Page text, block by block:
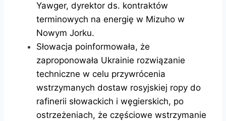
Yawger, dyrektor ds. kontraktów
terminowych na energię w Mizuho w
Nowym Jorku.
Słowacja poinformowała, że
zaproponowała Ukrainie rozwiązanie
techniczne w celu przywrócenia
wstrzymanych dostaw rosyjskiej ropy do
rafinerii słowackich i węgierskich, po
ostrzeżeniach, że częściowe wstrzymanie